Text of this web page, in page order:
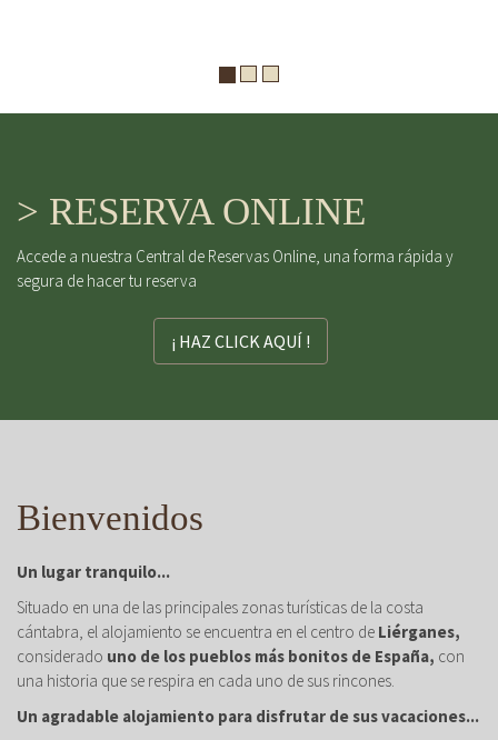
> RESERVA ONLINE
Accede a nuestra Central de Reservas Online, una forma rápida y
segura de hacer tu reserva
¡ HAZ CLICK AQUÍ !
Bienvenidos
Un lugar tranquilo...
Situado en una de las principales zonas turísticas de la costa
cántabra, el alojamiento se encuentra en el centro de Liérganes,
considerado uno de los pueblos más bonitos de España, con
una historia que se respira en cada uno de sus rincones.
Un agradable alojamiento para disfrutar de sus vacaciones...